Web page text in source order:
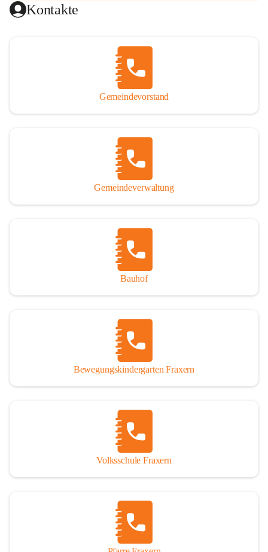
Kontakte
Gemeindevorstand
Gemeindeverwaltung
Bauhof
Bewegungskindergarten Fraxern
Volksschule Fraxern